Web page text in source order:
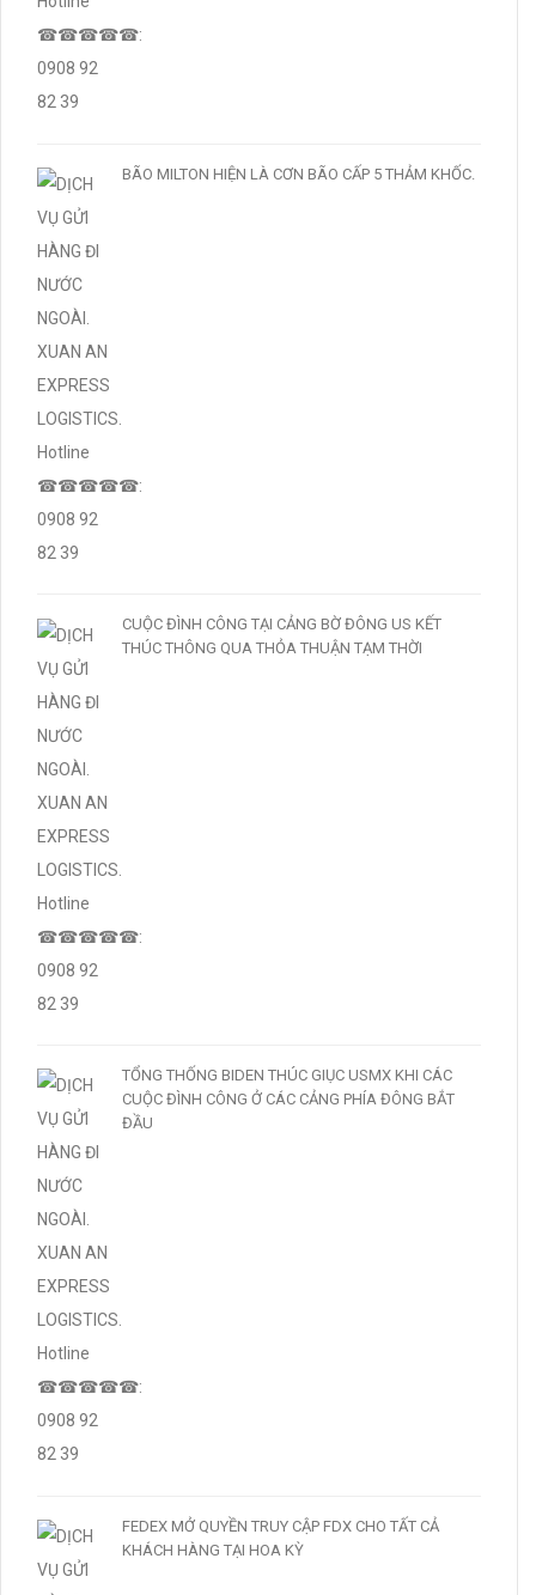
BÃO MILTON HIỆN LÀ CƠN BÃO CẤP 5 THẢM KHỐC.
CUỘC ĐÌNH CÔNG TẠI CẢNG BỜ ĐÔNG US KẾT
THÚC THÔNG QUA THỎA THUẬN TẠM THỜI
TỔNG THỐNG BIDEN THÚC GIỤC USMX KHI CÁC
CUỘC ĐÌNH CÔNG Ở CÁC CẢNG PHÍA ĐÔNG BẮT
ĐẦU
FEDEX MỞ QUYỀN TRUY CẬP FDX CHO TẤT CẢ
KHÁCH HÀNG TẠI HOA KỲ